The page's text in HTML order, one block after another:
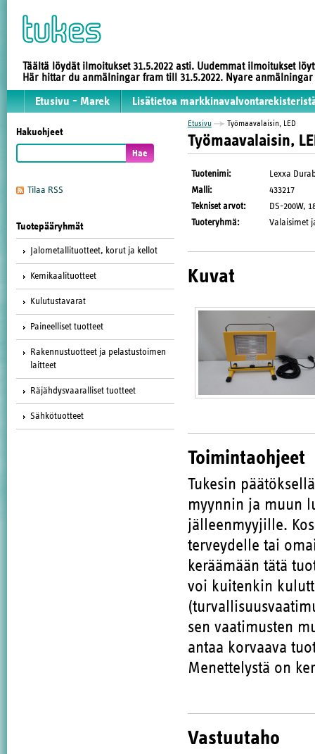
Täältä löydät ilmoitukset 31.5.2022 asti. Uudemmat ilmoitukset
Här hittar du anmälningar fram till 31.5.2022. Nyare
Etusivu - Marek Lisätietoa
Hakuohjeet
Tilaa RSS
Tuotepääryhmät
Jalometallituotteet, korut ja kellot
Kemikaalituotteet
Kulutustavarat
Paineelliset tuotteet
Rakennustuotteet ja pelastustoimen
laitteet
Räjähdysvaaralliset tuotteet
Sähkötuotteet
Etusivu Työmaavalaisin, LED
Työmaavalaisin,
Tuotenimi:
Lexxa
Malli:
433217
Tekniset arvot:
DS-200W,
Tuoteryhmä: Valaisimet
Kuvat
Toimintaohjeet
Tukesin
myynnin ja muun
jälleenmyyjille.
terveydelle tai
keräämään tätä
voi kuitenkin
sen vaatimusten
antaa korvaava
Menettelystä on
Vastuutaho